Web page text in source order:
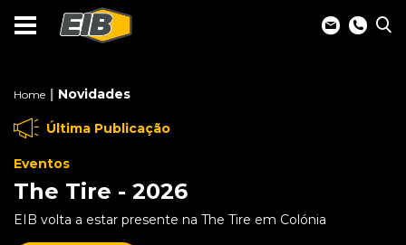
Home Novidades
Última Publicação
Eventos
The Tire - 2026
EIB volta a estar presente na The Tire em Colónia